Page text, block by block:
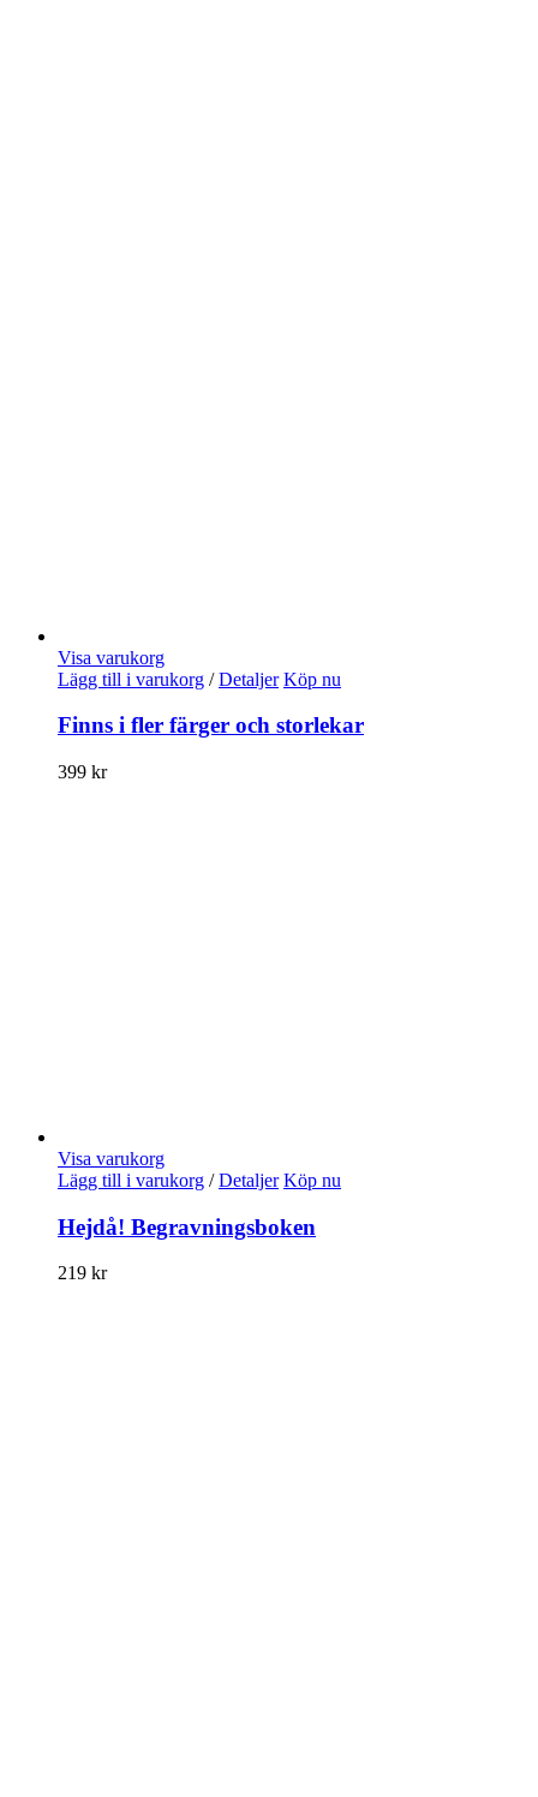
Visa varukorg
Lägg till i varukorg / Detaljer Köp nu
Finns i fler färger och storlekar
399 kr
Visa varukorg
Lägg till i varukorg / Detaljer Köp nu
Hejdå! Begravningsboken
219 kr